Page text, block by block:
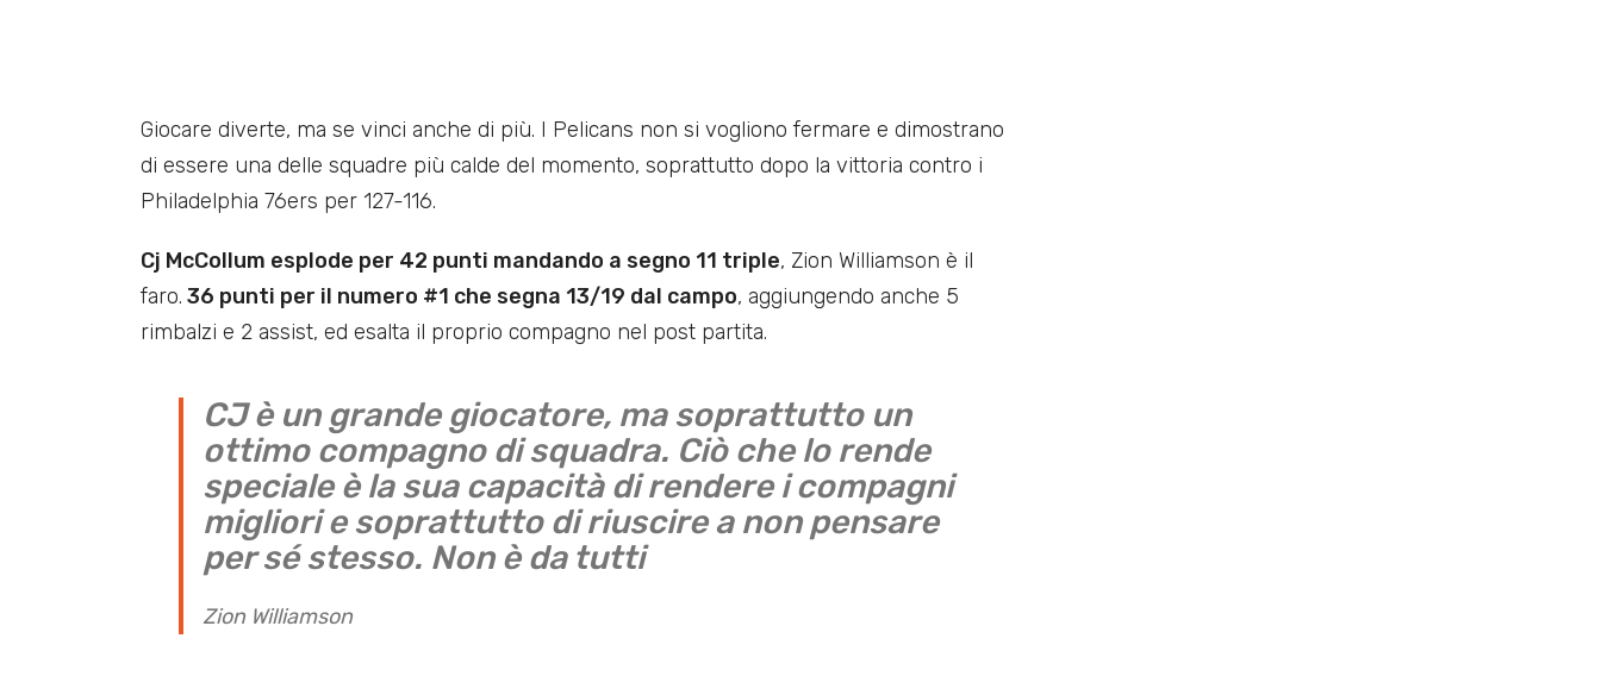
Giocare diverte, ma se vinci anche di più. I Pelicans non si vogliono fermare e dimostrano
di essere una delle squadre più calde del momento, soprattutto dopo la vittoria contro i
Philadelphia 76ers per 127-116.
Cj McCollum esplode per 42 punti mandando a segno 11 triple, Zion Williamson è il
faro. 36 punti per il numero #1 che segna 13/19 dal campo, aggiungendo anche 5
rimbalzi e 2 assist, ed esalta il proprio compagno nel post partita.
CJ è un grande giocatore, ma soprattutto un
ottimo compagno di squadra. Ciò che lo rende
speciale è la sua capacità di rendere i compagni
migliori e soprattutto di riuscire a non pensare
per sé stesso. Non è da tutti
Zion Williamson